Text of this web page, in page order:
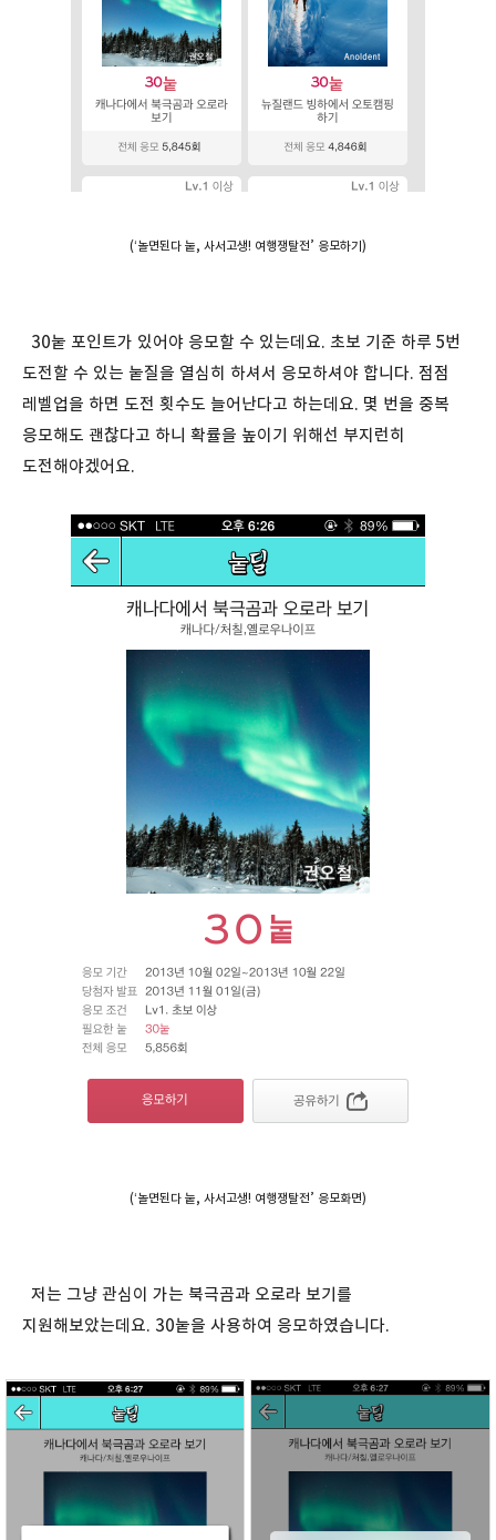
(‘놀면된다 눝, 사서고생! 여행쟁탈전’ 응모하기)
30눝 포인트가 있어야 응모할 수 있는데요. 초보 기준 하루 5번
도전할 수 있는 눝질을 열심히 하셔서 응모하셔야 합니다. 점점
레벨업을 하면 도전 횟수도 늘어난다고 하는데요. 몇 번을 중복
응모해도 괜찮다고 하니 확률을 높이기 위해선 부지런히
도전해야겠어요.
(‘놀면된다 눝, 사서고생! 여행쟁탈전’ 응모화면)
저는 그냥 관심이 가는 북극곰과 오로라 보기를
지원해보았는데요. 30눝을 사용하여 응모하였습니다.